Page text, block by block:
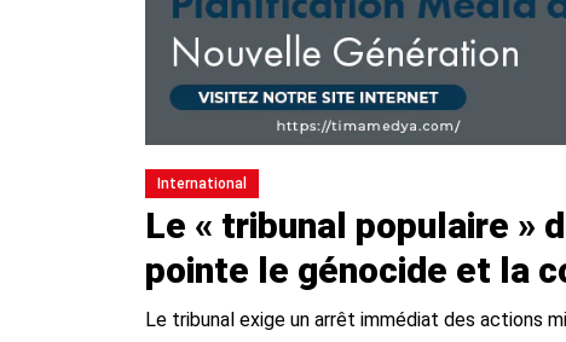
International
Le « tribunal populaire »
pointe le génocide et la
Le tribunal exige un arrêt immédiat des actions